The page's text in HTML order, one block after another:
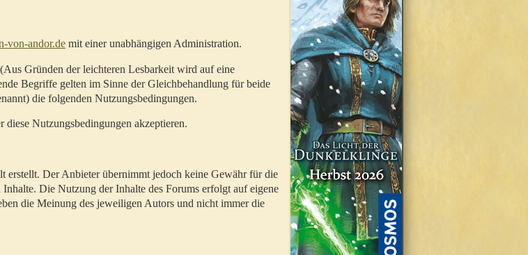
von-andor.de mit einer unabhängigen Administration.
Gründen der leichteren Lesbarkeit wird auf eine
Begriffe gelten im Sinne der Gleichbehandlung für beide
die folgenden Nutzungsbedingungen.
Nutzungsbedingungen akzeptieren.
erstellt. Der Anbieter übernimmt jedoch keine Gewähr für die
Die Nutzung der Inhalte des Forums erfolgt auf eigene
die Meinung des jeweiligen Autors und nicht immer die